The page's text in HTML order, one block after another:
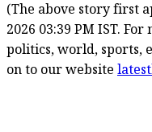
(The above story first
2026 03:39 PM IST.
politics, world, sports,
on to our website